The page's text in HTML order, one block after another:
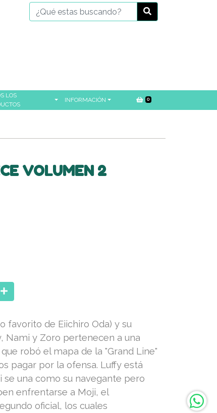
LOS
INFORMACIÓN 0
VOLUMEN 2
favorito de Eiichiro Oda) y su
Nami y Zoro pertenecen a una
robó el mapa de la "Grand Line"
pagar por la ofensa. Luffy está
se una como su navegante pero
enfrentarse a Moji, el
oficial, los cuales